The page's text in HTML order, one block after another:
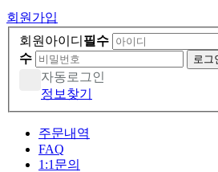
회원가입
회원아이디 필수
수
자동로그인
정보찾기
주문내역
FAQ
1:1문의